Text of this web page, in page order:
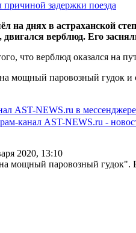
на днях в астраханской
двигался верблюд. Его
что верблюд оказался на
мощный паровозный гудок
AST-NEWS.ru в
канал AST-NEWS.ru -
2020, 13:10
мощный паровозный гудок".